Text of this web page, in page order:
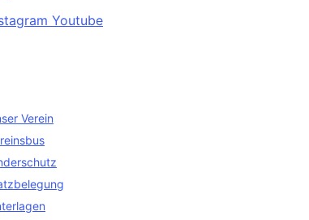
Youtube
Verein